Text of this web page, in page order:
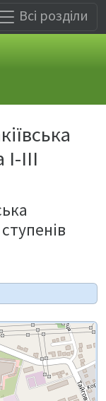
Всі розділи
ІІІ